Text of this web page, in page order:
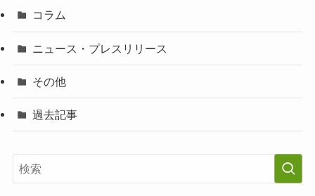
コラム
ニュース・プレスリリース
その他
過去記事